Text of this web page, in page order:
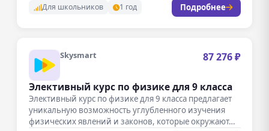
Для школьников 1 год Подробнее
Skysmart 87 276 ₽
Элективный курс по физике для 9 класса
Элективный курс по физике для 9 класса предлагает
уникальную возможность углубленного изучения
физических явлений и законов, которые окружают…